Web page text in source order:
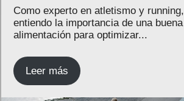
Como experto en atletismo y running,
entiendo la importancia de una buena
alimentación para optimizar...
Leer más